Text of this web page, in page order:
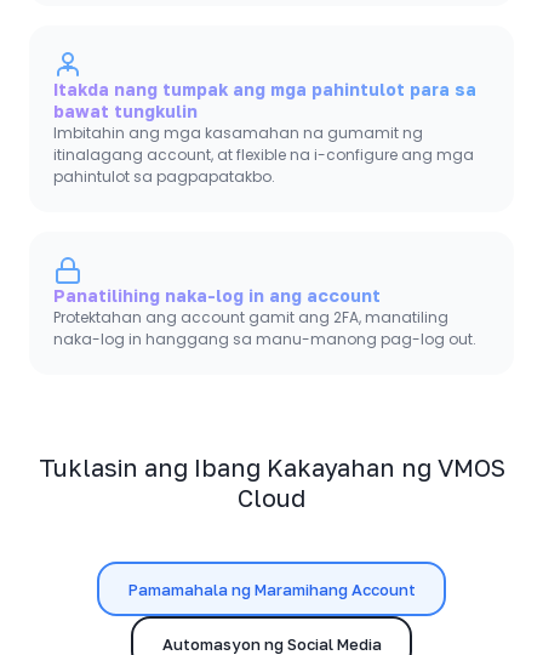
Itakda nang tumpak ang mga pahintulot para sa
bawat tungkulin
Imbitahin ang mga kasamahan na gumamit ng
itinalagang account, at flexible na i-configure ang mga
pahintulot sa pagpapatakbo.
Panatilihing naka-log in ang account
Protektahan ang account gamit ang 2FA, manatiling
naka-log in hanggang sa manu-manong pag-log out.
Tuklasin ang Ibang Kakayahan ng VMOS
Cloud
Pamamahala ng Maramihang Account
Automasyon ng Social Media